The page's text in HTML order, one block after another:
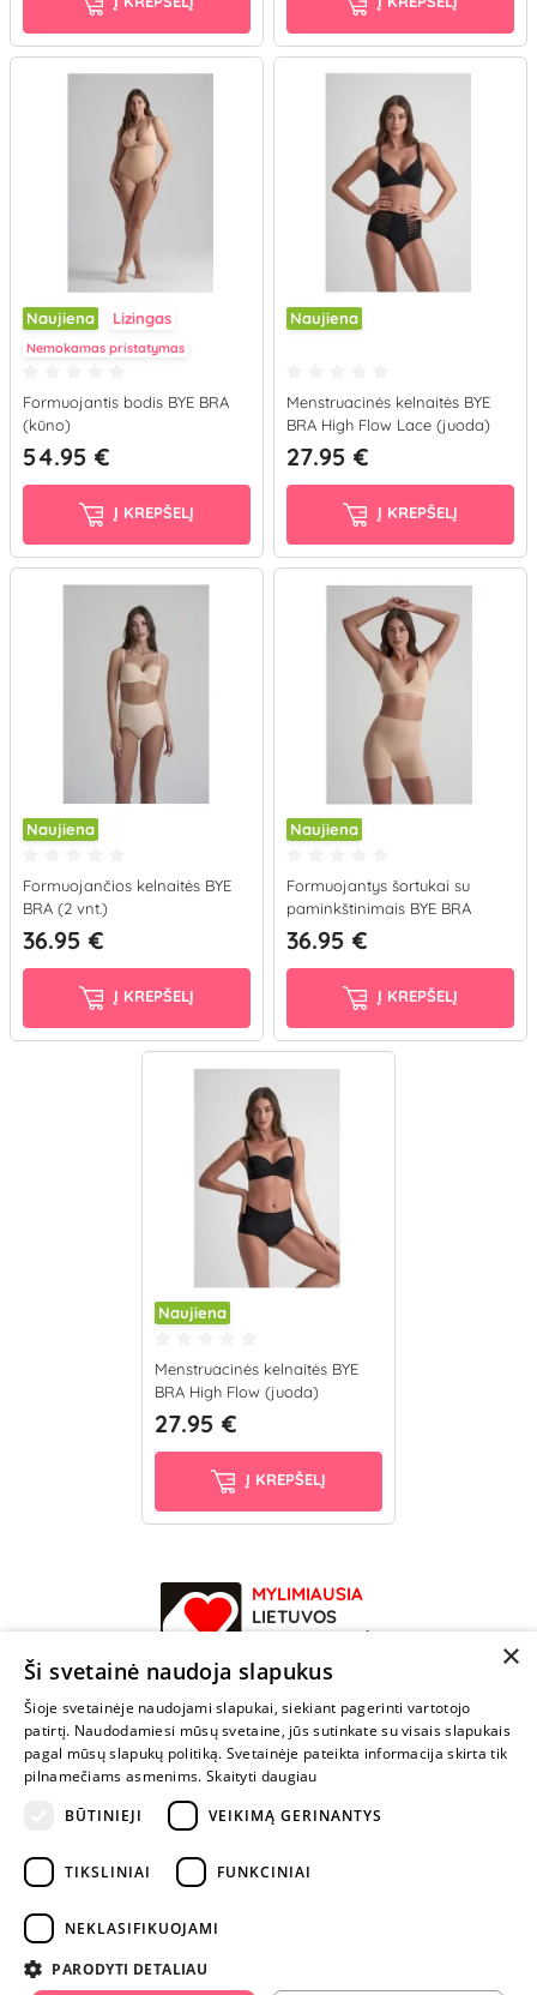
Naujiena Lizingas
Nemokamas pristatymas
Formuojantis bodis BYE BRA
(kūno)
54.95 €
Į KREPŠELĮ
Naujiena
Menstruacinės kelnaitės BYE
BRA High Flow Lace (juoda)
27.95 €
Į KREPŠELĮ
Naujiena
Formuojančios kelnaitės BYE
BRA (2 vnt.)
36.95 €
Į KREPŠELĮ
Naujiena
Formuojantys šortukai su
paminkštinimais BYE BRA
(kūno)
36.95 €
Į KREPŠELĮ
Naujiena
Menstruacinės kelnaitės BYE
BRA High Flow (juoda)
27.95 €
Į KREPŠELĮ
MYLIMIAUSIA
LIETUVOS
ELEKTRONINĖ
PARDUOTUVĖ
NENUSTOK
ŽAISTI
+370 600 84088
info@fantazijos.lt
instagram.com/fantazijos.lt
×
Ši svetainė naudoja slapukus
Šioje svetainėje naudojami slapukai, siekiant pagerinti vartotojo
patirtį. Naudodamiesi mūsų svetaine, jūs sutinkate su visais slapukais
pagal mūsų slapukų politiką. Svetainėje pateikta informacija skirta tik
pilnamečiams asmenims. Skaityti daugiau
BŪTINIEJI
VEIKIMĄ GERINANTYS
TIKSLINIAI FUNKCINIAI
NEKLASIFIKUOJAMI
PARODYTI DETALIAU